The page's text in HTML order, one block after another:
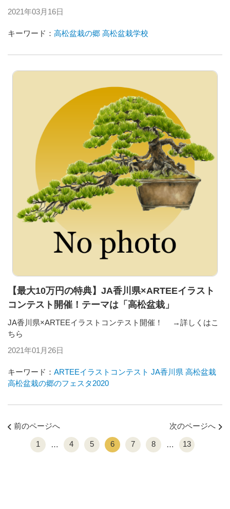
2021年03月16日
キーワード： 高松盆栽の郷 高松盆栽学校
【最大10万円の特典】JA香川県×ARTEEイラスト
コンテスト開催！テーマは「高松盆栽」
JA香川県×ARTEEイラストコンテスト開催！ →詳しくはこ
ちら
2021年01月26日
キーワード： ARTEEイラストコンテスト JA香川県 高松盆栽
高松盆栽の郷のフェスタ2020
前のページへ
1 … 4 5 6 7 8 … 13
次のページへ